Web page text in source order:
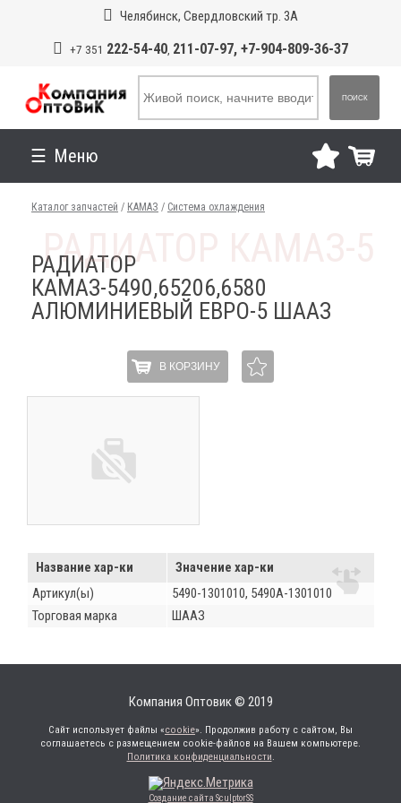
Челябинск, Свердловский тр. 3А
+7 351 222-54-40, 211-07-97, +7-904-809-36-37
ПОИСК
Меню
Каталог запчастей / КАМАЗ / Система охлаждения
РАДИАТОР
КАМАЗ-5490,65206,6580
АЛЮМИНИЕВЫЙ ЕВРО-5 ШААЗ
В КОРЗИНУ
Название хар-ки
Значение хар-ки
Артикул(ы)
5490-1301010, 5490А-1301010
Торговая марка
ШААЗ
Компания Оптовик © 2019
Сайт использует файлы «cookie». Продолжив работу с сайтом, Вы
соглашаетесь с размещением cookie-файлов на Вашем компьютере.
Политика конфиденциальности.
Создание сайта SculptorSS